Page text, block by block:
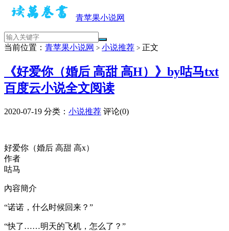
青苹果小说网
当前位置： 青苹果小说网 > 小说推荐 > 正文
《好爱你（婚后 高甜 高H）》by咕马txt
百度云小说全文阅读
2020-07-19 分类： 小说推荐 评论(0)
好爱你（婚后 高甜 高x）
作者
咕马
內容簡介
“诺诺，什么时候回来？”
“快了……明天的飞机，怎么了？”